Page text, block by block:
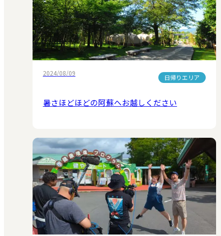
2024/08/09
日帰りエリア
暑さほどほどの阿蘇へお越しください